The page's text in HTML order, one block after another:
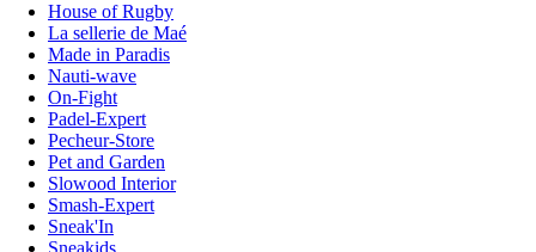
House of Rugby
La sellerie de Maé
Made in Paradis
Nauti-wave
On-Fight
Padel-Expert
Pecheur-Store
Pet and Garden
Slowood Interior
Smash-Expert
Sneak'In
Sneakids